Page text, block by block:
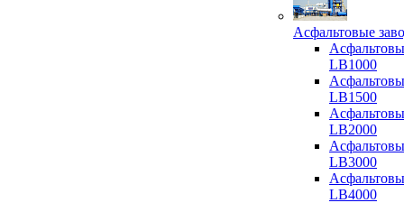
Асфальтовые
LB1000
LB1500
LB2000
LB3000
LB4000